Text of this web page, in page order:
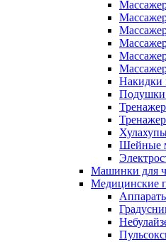
Накидки
Подушки
Шейные
Машинки для
Медицинские